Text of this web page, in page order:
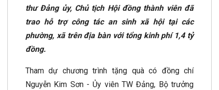
thư Đảng ủy, Chủ tịch Hội đồng thành viên đã
trao hỗ trợ công tác an sinh xã hội tại các
phường, xã trên địa bàn với tổng kinh phí 1,4 tỷ
đồng.
Tham dự chương trình tặng quà có đồng chí
Nguyễn Kim Sơn - Ủy viên TW Đảng, Bộ trưởng